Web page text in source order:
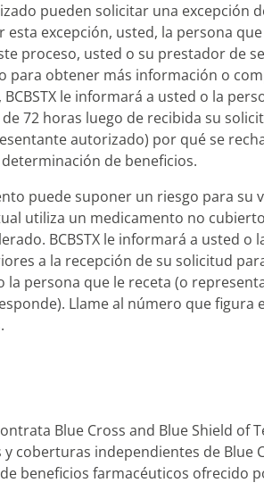
pueden solicitar una excepción
excepción, usted, la persona
proceso, usted o su prestador de
para obtener más información o
BCBSTX le informará a usted o la
72 horas luego de recibida su
autorizado) por qué se
determinación de beneficios.
puede suponer un riesgo para
utiliza un medicamento no
BCBSTX le informará a usted
a la recepción de su solicitud
la persona que le receta (o
Llame al número que
Blue Cross and Blue Shield of
coberturas independientes de
beneficios farmacéuticos ofrecido